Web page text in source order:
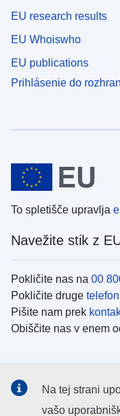
EU research results
EU Whoiswho
EU publications
Prihlásenie do
To spletišče upravlja
Navežite stik z
Pokličite nas na 00
Pokličite druge
Pišite nam prek
Obiščite nas v enem
Iskanje podružbenih
Na tej strani
vašo